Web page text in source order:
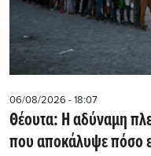
06/08/2026 - 18:07
Θέουτα: Η αδύναμη
που αποκάλυψε πόσο